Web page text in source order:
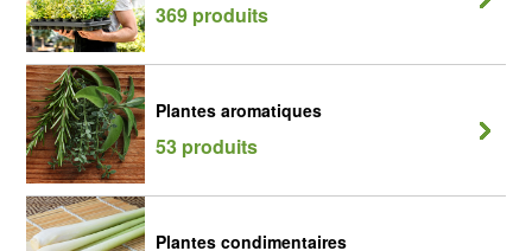
369 produits
Plantes aromatiques
53 produits
Plantes condimentaires